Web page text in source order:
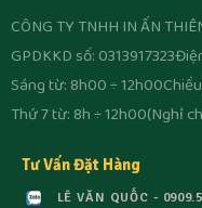
CÔNG TY TNHH IN ẤN
GPDKKD số: 0313917323
Sáng từ: 8h00 ÷ 12h00
Thứ 7 từ: 8h ÷ 12h00(Nghỉ
Tư Vấn Đặt Hàng
LÊ VĂN QUỐC -